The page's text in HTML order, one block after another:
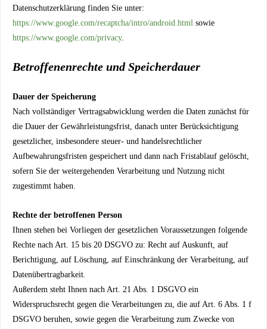
Datenschutzerklärung finden Sie unter:
https://www.google.com/recaptcha/intro/android.html sowie
https://www.google.com/privacy.
Betroffenenrechte und Speicherdauer
Dauer der Speicherung
Nach vollständiger Vertragsabwicklung werden die Daten zunächst für
die Dauer der Gewährleistungsfrist, danach unter Berücksichtigung
gesetzlicher, insbesondere steuer- und handelsrechtlicher
Aufbewahrungsfristen gespeichert und dann nach Fristablauf gelöscht,
sofern Sie der weitergehenden Verarbeitung und Nutzung nicht
zugestimmt haben.
Rechte der betroffenen Person
Ihnen stehen bei Vorliegen der gesetzlichen Voraussetzungen folgende
Rechte nach Art. 15 bis 20 DSGVO zu: Recht auf Auskunft, auf
Berichtigung, auf Löschung, auf Einschränkung der Verarbeitung, auf
Datenübertragbarkeit.
Außerdem steht Ihnen nach Art. 21 Abs. 1 DSGVO ein
Widerspruchsrecht gegen die Verarbeitungen zu, die auf Art. 6 Abs. 1 f
DSGVO beruhen, sowie gegen die Verarbeitung zum Zwecke von